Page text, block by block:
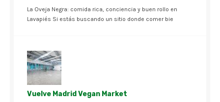
La Oveja Negra: comida rica, conciencia y buen rollo en
Lavapiés Si estás buscando un sitio donde comer bie
Vuelve Madrid Vegan Market